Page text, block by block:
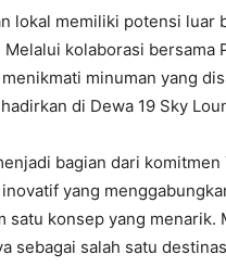
lokal memiliki potensi luar
kolaborasi bersama
minuman yang
di Dewa 19 Sky
bagian dari
yang
konsep yang menarik.
sebagai salah satu